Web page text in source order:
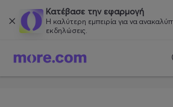
Κατέβασε την εφαρμογή
Η καλύτερη εμπειρία για να
εκδηλώσεις.